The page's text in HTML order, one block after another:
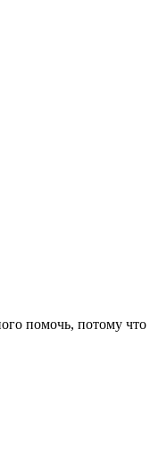
помочь, потому что